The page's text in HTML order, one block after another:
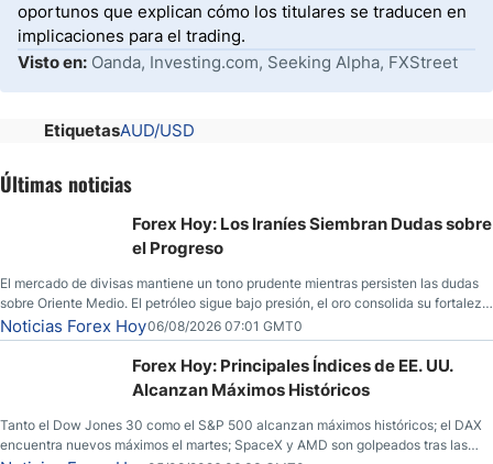
oportunos que explican cómo los titulares se traducen en
implicaciones para el trading.
Visto en: Oanda, Investing.com, Seeking Alpha, FXStreet
EtiquetasAUD/USD
Últimas noticias
Forex Hoy: Los Iraníes Siembran Dudas sobre
el Progreso
El mercado de divisas mantiene un tono prudente mientras persisten las dudas
sobre Oriente Medio. El petróleo sigue bajo presión, el oro consolida su fortaleza
y los operadores esperan nuevas referencias económicas desde Estados
Unidos.
Noticias Forex Hoy06/08/2026 07:01 GMT0
Forex Hoy: Principales Índices de EE. UU.
Alcanzan Máximos Históricos
Tanto el Dow Jones 30 como el S&P 500 alcanzan máximos históricos; el DAX
encuentra nuevos máximos el martes; SpaceX y AMD son golpeados tras las